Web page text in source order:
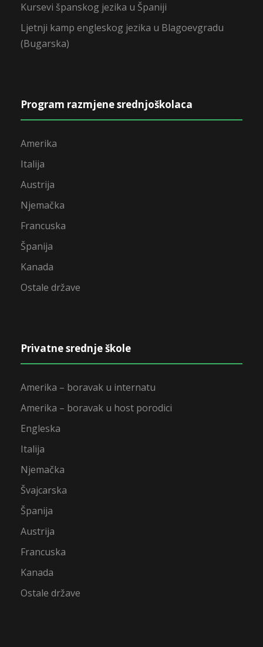
Kursevi španskog jezika u Španiji
Ljetnji kamp engleskog jezika u Blagoevgradu
(Bugarska)
Program razmjene srednjoškolaca
Amerika
Italija
Austrija
Njemačka
Francuska
Španija
Kanada
Ostale države
Privatne srednje škole
Amerika – boravak u internatu
Amerika – boravak u host porodici
Engleska
Italija
Njemačka
Švajcarska
Španija
Austrija
Francuska
Kanada
Ostale države